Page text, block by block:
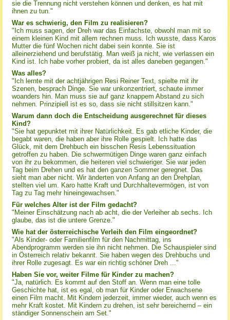
sie die Trennung nicht verstehen können und denken, es hat mit
ihnen zu tun."
War es schwierig, den Film zu realisieren?
"Ich muss sagen, der Dreh war das Einfachste, obwohl man mit so
einem kleinen Kind mit allem rechnen muss. Ich wusste, dass Karos
Mutter die fünf Wochen nicht dabei sein konnte. Sie ist
alleinerziehend und berufstätig. Man weiß ja nicht, wie verlassen ein
Kind ist. Ich habe vorher probiert, da ist alles daneben gegangen."
Was alles?
"Ich lernte mit der achtjährigen Resi Reiner Text, spielte mit ihr
Szenen, besprach Dinge. Sie war unkonzentriert, schaute immer
woanders hin. Man muss sie auf ganz knappem Abstand zu sich
nehmen. Prinzipiell ist es so, dass sie nicht stillsitzen kann."
Warum dann doch die Entscheidung ausgerechnet für dieses
Kind?
"Sie hat gepunktet mit ihrer Natürlichkeit. Es gab etliche Kinder, die
begabt waren, die haben aber ihre Rolle gespielt. Ich hatte das
Glück, mit dem Drehbuch ein bisschen Resis Lebenssituation
getroffen zu haben. Die schwermütigen Dinge waren ganz einfach
von ihr zu bekommen, die heiteren viel schwieriger. Sie war jeden
Tag beim Drehen und es hat den ganzen Sommer geregnet. Das
sieht man aber nicht. Wir änderten von Anfang an den Drehplan,
stellten viel um. Karo hatte Kraft und Durchhaltevermögen, ist von
Tag zu Tag mehr hineingewachsen."
Für welches Alter ist der Film gedacht?
"Meiner Einschätzung nach ab acht, die der Verleiher ab sechs. Ich
glaube, das ist die untere Grenze."
Wie hat der österreichische Verleih den Film eingeordnet?
"Als Kinder- oder Familienfilm für den Nachmittag, ins
Abendprogramm werden sie ihn nicht nehmen. Die Schauspieler sind
in Österreich relativ bekannt. Sie haben wegen des Drehbuchs und
ihrer Rolle zugesagt. Es war ein richtig schöner Dreh ..."
Haben Sie vor, weiter Filme für Kinder zu machen?
"Ja, natürlich. Es kommt auf den Stoff an. Wenn man eine tolle
Geschichte hat, ist es egal, ob man für Kinder oder Erwachsene
einen Film macht. Mit Kindern jederzeit, immer wieder, auch wenn es
mehr Kraft kostet. Mit Kindern zu drehen, ist sehr bereichernd – ein
ständiger Sonnenschein am Set."